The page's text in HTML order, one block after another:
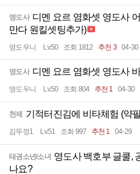
영도사 디멘 요르 염화셋 영도사
만다 원킬셋팅추가)
영도우니 Lv.50 조회 1812 추천 3 04-30
영도사 디멘 요르 염화셋 영도사
영도우니 Lv.50 조회 804 추천 1 04-30
천제 기적터진김에 비타체험 (약
김뚜껑1 Lv.51 조회 997 추천 1 04-29
태권소년/소녀 영도사 백호부 글쿨,
나요?